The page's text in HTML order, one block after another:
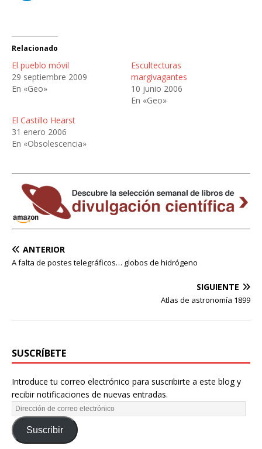
Relacionado
El pueblo móvil
29 septiembre 2009
En «Geo»
Escultecturas
margivagantes
10 junio 2006
En «Geo»
El Castillo Hearst
31 enero 2006
En «Obsolescencia»
ANTERIOR
A falta de postes telegráficos… globos de hidrógeno
SIGUIENTE
Atlas de astronomía 1899
SUSCRÍBETE
Introduce tu correo electrónico para suscribirte a este blog y
recibir notificaciones de nuevas entradas.
Suscribir